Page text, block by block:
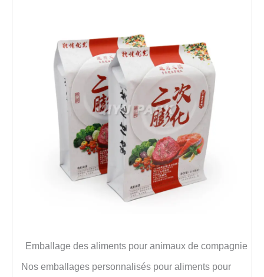
Emballage des aliments pour animaux de compagnie
Nos emballages personnalisés pour aliments pour